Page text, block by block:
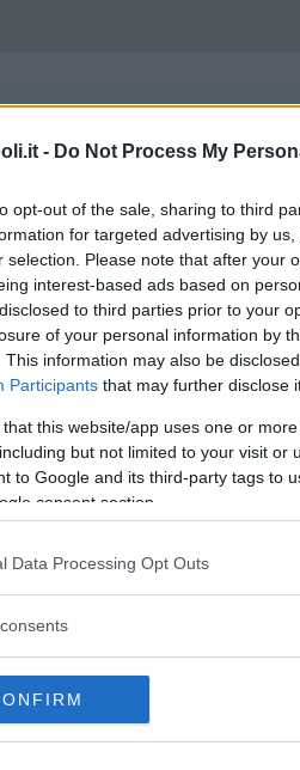
- Do Not Process My
opt-out of the sale, sharing to third
for targeted advertising by
selection. Please note that after your
interest-based ads based on
to third parties prior to your
of your personal information by
This information may also be
Participants that may further disclose
that this website/app uses one or
but not limited to your visit or
to Google and its third-party tags to
consent section.
Data Processing Opt Outs
Commento
100.000 metri quadrati di
Principali attrazioni
Leolandia è il secondo parco
classifica di Tripadvisor e il
divertimento di tutta la
adatte a tutte le età distribuite
Leonardo, alla scoperta del
da Vinci attraverso le giostre
volanti, la vite aerea e le
Riva dei Pirati offre